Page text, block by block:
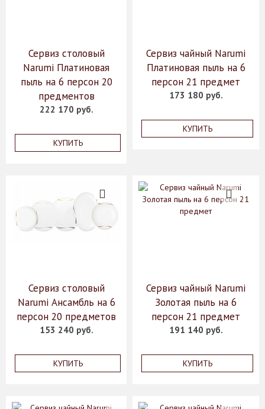
Сервиз столовый
Narumi Платиновая
пыль на 6 персон 20
предментов
222 170 руб.
КУПИТЬ
Сервиз чайный Narumi
Платиновая пыль на 6
персон 21 предмет
173 180 руб.
КУПИТЬ
Сервиз столовый
Narumi Ансамбль на 6
персон 20 предметов
153 240 руб.
КУПИТЬ
Сервиз чайный Narumi
Золотая пыль на 6
персон 21 предмет
191 140 руб.
КУПИТЬ